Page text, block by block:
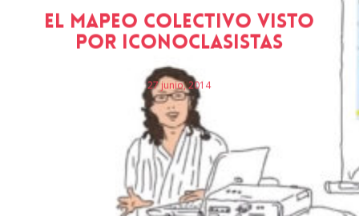
El mapeo colectivo visto
por Iconoclasistas
27 junio, 2014